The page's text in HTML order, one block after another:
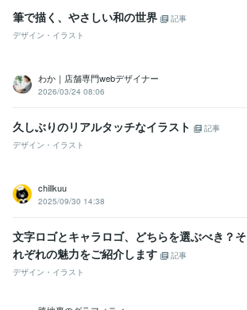
筆で描く、やさしい和の世界
記事
デザイン・イラスト
わか｜店舗専門webデザイナー
2026/03/24 08:06
久しぶりのリアルタッチなイラスト
記事
デザイン・イラスト
chillkuu
2025/09/30 14:38
文字ロゴとキャラロゴ、どちらを選ぶべき？そ
れぞれの魅力をご紹介します
記事
デザイン・イラスト